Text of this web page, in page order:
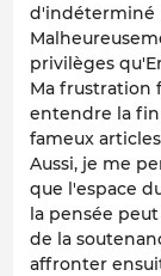
d'indéterminé
privilèges
Ma frustration
entendre la
fameux
Aussi, je me
que l'espace
la pensée
de la
affronter